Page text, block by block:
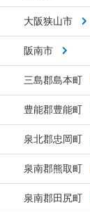
大阪狭山市
阪南市
三島郡島本町
豊能郡豊能町
泉北郡忠岡町
泉南郡熊取町
泉南郡田尻町